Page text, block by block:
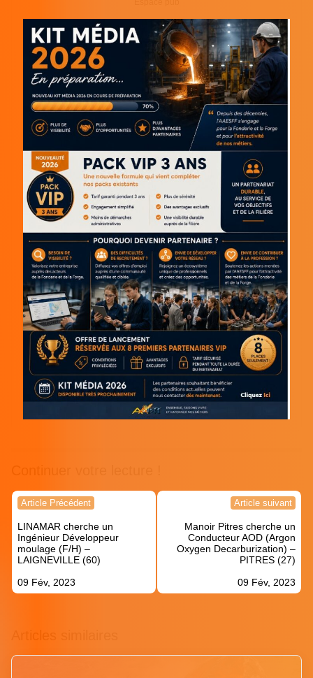
Navigation
l’article
Article Précédent
LINAMAR cherche un
Ingénieur Développeur
moulage (F/H) –
LAIGNEVILLE (60)
09 Fév, 2023
Article suivant
Manoir Pitres cherche un
Conducteur AOD (Argon
Oxygen Decarburization) –
PITRES (27)
09 Fév, 2023